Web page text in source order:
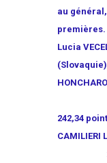
au
premières.
242,34
CAMILIERI